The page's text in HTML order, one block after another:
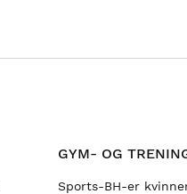
GYM- OG
Sports-BH-er